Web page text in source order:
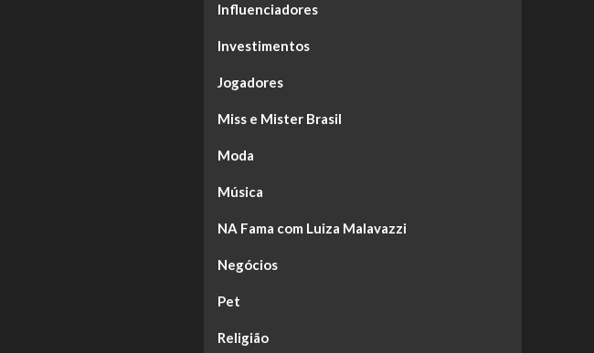
Influenciadores
Investimentos
Jogadores
Miss e Mister Brasil
Moda
Música
NA Fama com Luiza Malavazzi
Negócios
Pet
Religião